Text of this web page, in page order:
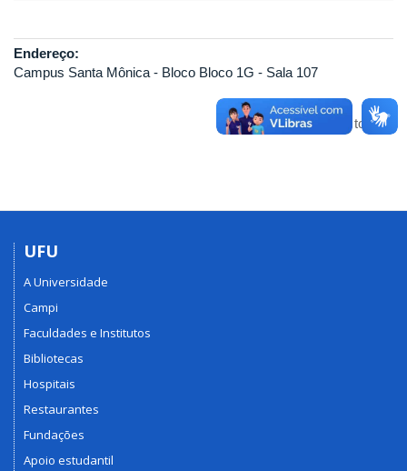
Endereço:
Campus Santa Mônica - Bloco Bloco 1G - Sala 107
Voltar para o topo
UFU
A Universidade
Campi
Faculdades e Institutos
Bibliotecas
Hospitais
Restaurantes
Fundações
Apoio estudantil